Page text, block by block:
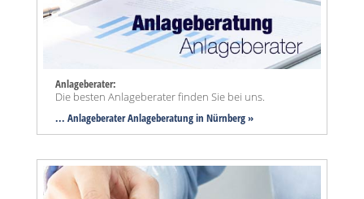
Anlageberater:
Die besten Anlageberater finden Sie bei uns.
... Anlageberater Anlageberatung in Nürnberg »